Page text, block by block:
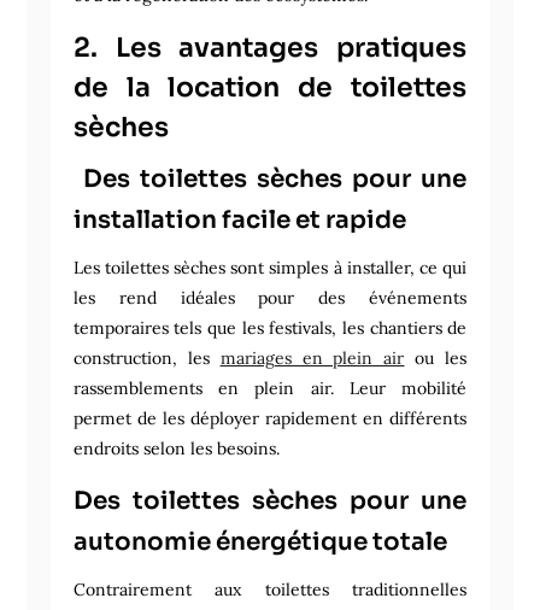
2. Les avantages pratiques
de la location de toilettes
sèches
Des toilettes sèches pour une
installation facile et rapide
Les toilettes sèches sont simples à installer, ce qui
les rend idéales pour des événements
temporaires tels que les festivals, les chantiers de
construction, les mariages en plein air ou les
rassemblements en plein air. Leur mobilité
permet de les déployer rapidement en différents
endroits selon les besoins.
Des toilettes sèches pour une
autonomie énergétique totale
Contrairement aux toilettes traditionnelles